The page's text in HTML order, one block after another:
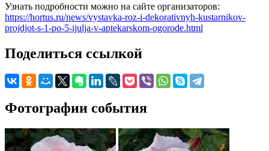
Узнать подробности можно на сайте организаторов:
https://hortus.ru/news/vystavka-roz-i-dekorativnyh-kustarnikov-
projdjot-s-1-po-5-ijulja-v-aptekarskom-ogorode.html
Поделиться ссылкой
Фотографии события